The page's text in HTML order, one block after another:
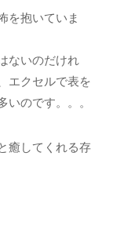
を抱いていま
ないのだけれ
エクセルで表を
のです。。。
癒してくれる存